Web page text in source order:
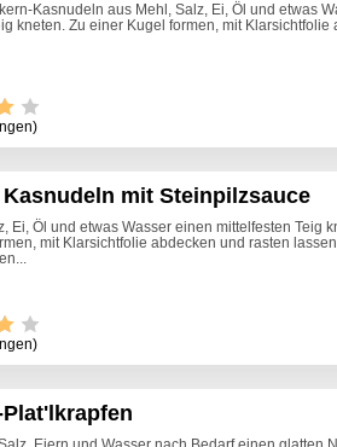
Kasnudeln aus Mehl, Salz, Ei, Öl und etwas
kneten. Zu einer Kugel formen, mit Klarsichtfolie
mit Steinpilzsauce
Ei, Öl und etwas Wasser einen mittelfesten Teig
mit Klarsichtfolie abdecken und rasten